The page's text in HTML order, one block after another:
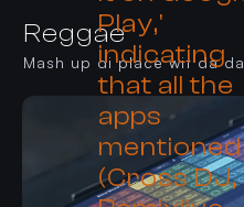
Reggae
Mash up di place wit da